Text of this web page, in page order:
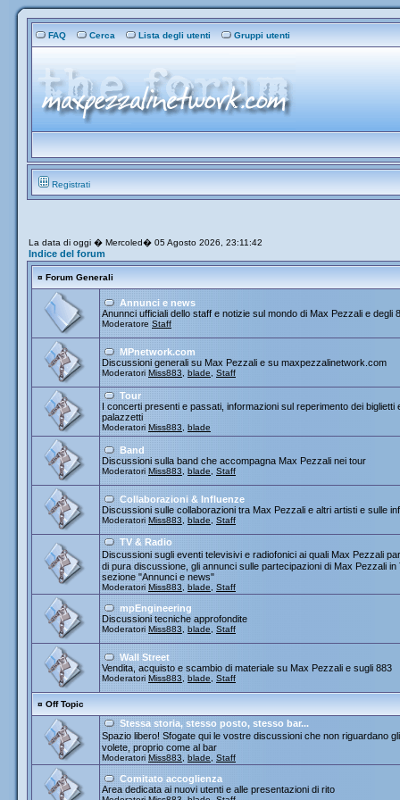
FAQ Cerca Lista degli utenti Gruppi utenti
Registrati
La data di oggi � Mercoled� 05 Agosto 2026, 23:11:42
Indice del forum
¤ Forum Generali
Annunci e news
Anunnci ufficiali dello staff e notizie sul mondo di Max Pezzali e degli
Moderatore Staff
MPnetwork.com
Discussioni generali su Max Pezzali e su maxpezzalinetwork.com
Moderatori Miss883 blade Staff
Tour
I concerti presenti e passati, informazioni sul reperimento dei
palazzetti
Moderatori Miss883 blade
Band
Discussioni sulla band che accompagna Max Pezzali nei tour
Moderatori Miss883 blade Staff
Collaborazioni & Influenze
Discussioni sulle collaborazioni tra Max Pezzali e altri artisti e sulle
Moderatori Miss883 blade Staff
TV & Radio
Discussioni sugli eventi televisivi e radiofonici ai quali Max Pezzali
di pura discussione, gli annunci sulle partecipazioni di Max Pezzali
sezione "Annunci e news"
Moderatori Miss883 blade Staff
mpEngineering
Discussioni tecniche approfondite
Moderatori Miss883 blade Staff
Wall Street
Vendita, acquisto e scambio di materiale su Max Pezzali e sugli 883
Moderatori Miss883 blade Staff
¤ Off Topic
Stessa storia, stesso posto, stesso bar...
Spazio libero! Sfogate qui le vostre discussioni che non riguardano
volete, proprio come al bar
Moderatori Miss883 blade Staff
Comitato accoglienza
Area dedicata ai nuovi utenti e alle presentazioni di rito